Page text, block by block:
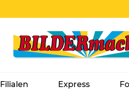
Filialen Express